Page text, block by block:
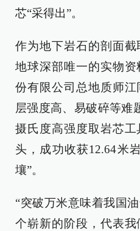
芯“采得出”。
作为地下岩石的剖面
地球深部唯一的实物
份有限公司总地质师
层强度高、易破碎等难
摄氏度高强度取岩芯
头，成功收获12.64米
壤”。
“突破万米意味着我国
个崭新的阶段，代表